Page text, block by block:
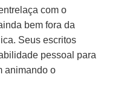
com o
bem fora da
Seus escritos
pessoal para
animando o